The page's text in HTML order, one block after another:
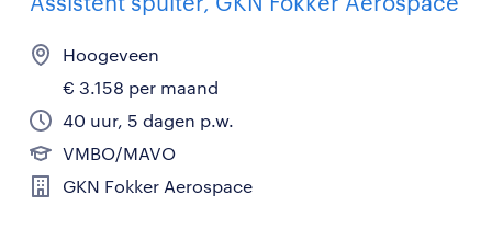
Hoogeveen
€ 3.158 per maand
40 uur, 5 dagen p.w.
VMBO/MAVO
GKN Fokker Aerospace